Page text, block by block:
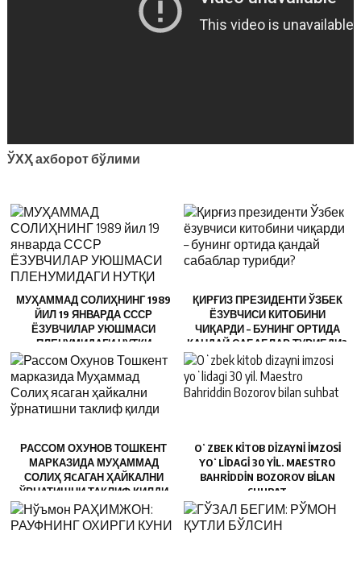
ЎХҲ ахборот бўлими
МУҲАММАД СОЛИҲНИНГ 1989
ЙИЛ 19 ЯНВАРДА СССР
ЁЗУВЧИЛАР УЮШМАСИ
ПЛЕНУМИДАГИ НУТҚИ
ҚИРҒИЗ ПРЕЗИДЕНТИ ЎЗБЕК
ЁЗУВЧИСИ КИТОБИНИ
ЧИҚАРДИ – БУНИНГ ОРТИДА
ҚАНДАЙ САБАБЛАР ТУРИБДИ?
РАССОМ ОХУНОВ ТОШКЕНТ
МАРКАЗИДА МУҲАММАД
СОЛИҲ ЯCАГАН ҲАЙКАЛНИ
ЎРНАТИШНИ ТАКЛИФ ҚИЛДИ
OʻZBEK KITOB DIZAYNI IMZOSI
YOʻLIDAGI 30 YIL. MAESTRO
BAHRIDDIN BOZOROV BILAN
SUHBAT